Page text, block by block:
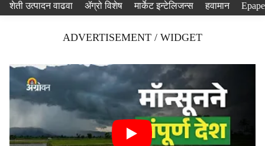
e
शेती उत्पादन वाढवा ॲग्रो विशेष मार्केट इन्टेलिजन्स हवामान
ADVERTISEMENT / WIDGET